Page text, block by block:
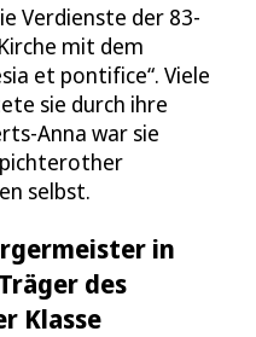
Verdienste der 83-
mit dem
et pontifice“. Viele
sie durch ihre
Anna war sie
selbst.
in
des
Klasse